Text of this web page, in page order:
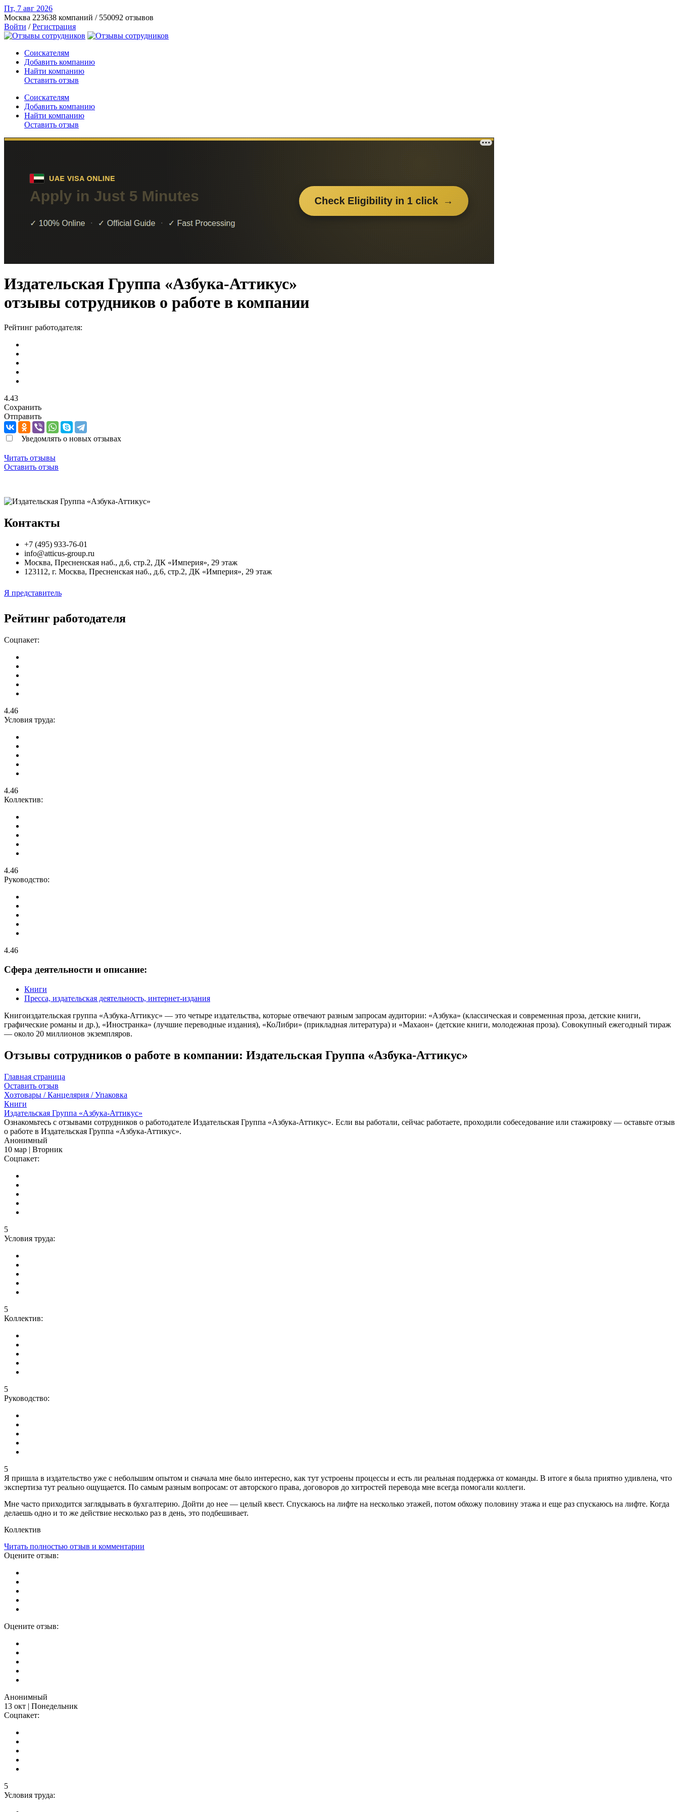
Пт, 7 авг 2026
Москва 223638 компаний / 550092 отзывов
Войти /Регистрация
Соискателям
Добавить компанию
Найти компанию
Оставить отзыв
Соискателям
Добавить компанию
Найти компанию
Оставить отзыв
Издательская Группа «Азбука-Аттикус»
отзывы сотрудников о работе в компании
Рейтинг работодателя:
4.43
Сохранить
Отправить
Уведомлять о новых отзывах
Читать отзывы
Оставить отзыв
Контакты
+7 (495) 933-76-01
info@atticus-group.ru
Москва, Пресненская наб., д.6, стр.2, ДК «Империя», 29 этаж
123112, г. Москва, Пресненская наб., д.6, стр.2, ДК «Империя», 29 этаж
Я представитель
Рейтинг работодателя
Соцпакет:
4.46
Условия труда:
4.46
Коллектив:
4.46
Руководство:
4.46
Сфера деятельности и описание:
Книги
Пресса, издательская деятельность, интернет-издания
Книгоиздательская группа «Азбука-Аттикус» — это четыре издательства, которые отвечают разным запросам аудитории: «Азбука» (классическая и современная проза, детские книги,
графические романы и др.), «Иностранка» (лучшие переводные издания), «КоЛибри» (прикладная литература) и «Махаон» (детские книги, молодежная проза). Совокупный ежегодный тираж
— около 20 миллионов экземпляров.
Отзывы сотрудников о работе в компании: Издательская Группа «Азбука-Аттикус»
Главная страница
Оставить отзыв
Хозтовары / Канцелярия / Упаковка
Книги
Издательская Группа «Азбука-Аттикус»
Ознакомьтесь с отзывами сотрудников о работодателе Издательская Группа «Азбука-Аттикус». Если вы работали, сейчас работаете, проходили собеседование или стажировку — оставьте отзыв
о работе в Издательская Группа «Азбука-Аттикус».
Анонимный
10 мар | Вторник
Соцпакет:
5
Условия труда:
5
Коллектив:
5
Руководство:
5
Я пришла в издательство уже с небольшим опытом и сначала мне было интересно, как тут устроены процессы и есть ли реальная поддержка от команды. В итоге я была приятно удивлена, что
экспертиза тут реально ощущается. По самым разным вопросам: от авторского права, договоров до хитростей перевода мне всегда помогали коллеги.
Мне часто приходится заглядывать в бухгалтерию. Дойти до нее — целый квест. Спускаюсь на лифте на несколько этажей, потом обхожу половину этажа и еще раз спускаюсь на лифте. Когда
делаешь одно и то же действие несколько раз в день, это подбешивает.
Коллектив
Читать полностью отзыв и комментарии
Оцените отзыв:
Оцените отзыв:
Анонимный
13 окт | Понедельник
Соцпакет:
5
Условия труда: